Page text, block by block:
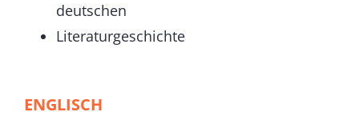
deutschen
Literaturgeschichte
ENGLISCH